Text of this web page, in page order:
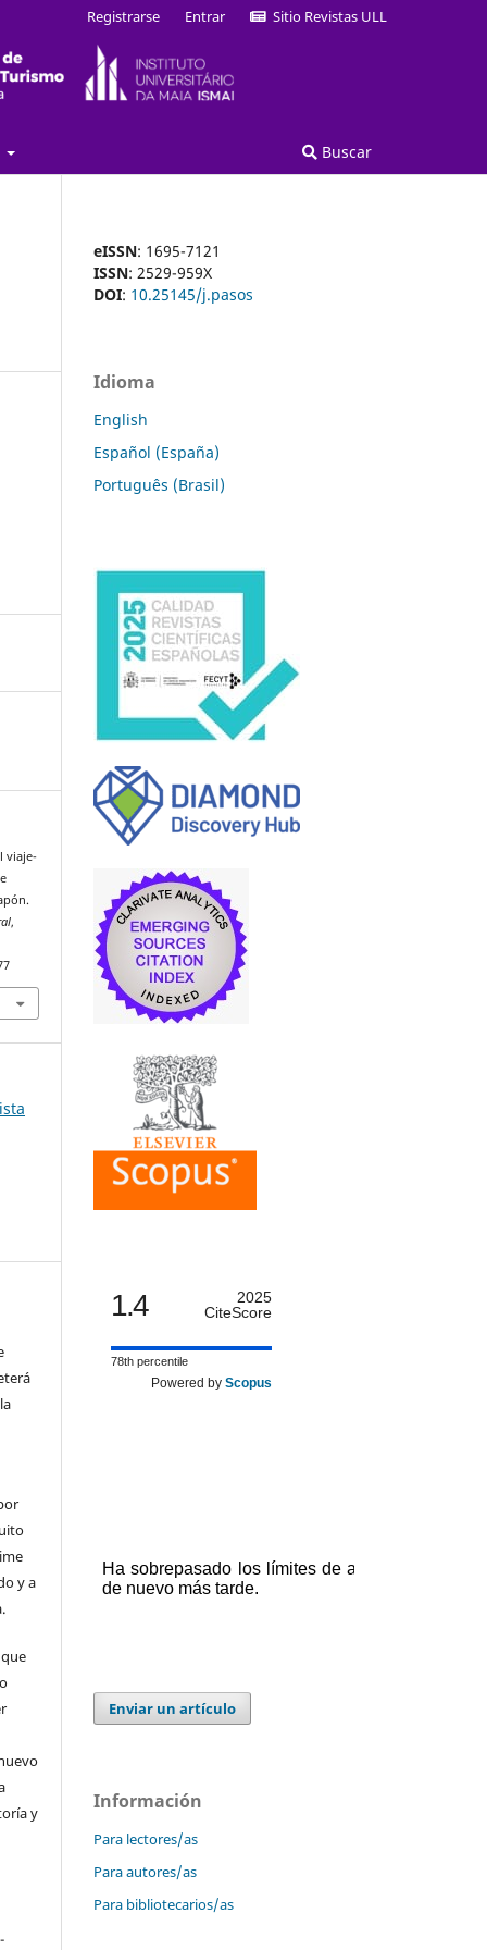
Buscar
Registrarse Entrar Sitio Revistas ULL
viaje-
,
y a
y
eISSN: 1695-7121
ISSN: 2529-959X
DOI: 10.25145/j.pasos
Idioma
English
Español (España)
Português (Brasil)
1.4
2025
CiteScore
78th percentile
Powered by Scopus
Enviar un artículo
Información
Para lectores/as
Para autores/as
Para bibliotecarios/as